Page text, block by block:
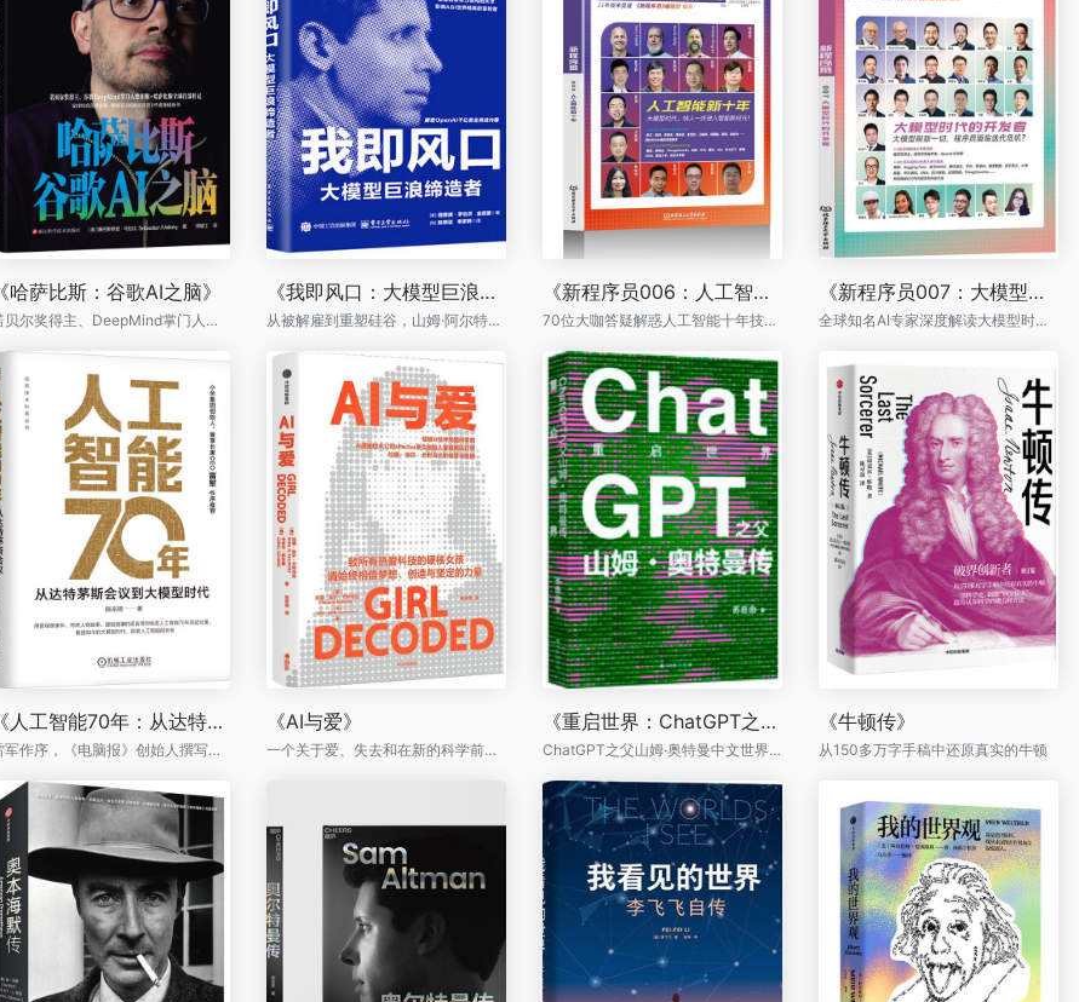
《哈萨比斯：谷歌AI之脑》
诺贝尔奖得主、DeepMind掌门人德米斯·哈萨比斯唯一官方授权传记
《我即风口：大模型巨浪缔造者》
从被解雇到重塑硅谷，山姆·阿尔特曼的AGI野心与破局之道
《新程序员006：人工智能新十年》
70位大咖答疑解惑人工智能十年技术与趋势
《新程序员007：大模型时代的开发者》
全球知名AI专家深度解读大模型时代开发者的新机遇
《人工智能70年：从达特茅斯会议到大模型时代》
雷军作序，《电脑报》创始人撰写，用故事和通俗语言，从人和技术两条线完整呈现AI发展史，揭示AI发展逻辑
《AI与爱》
一个关于爱、失去和在新的科学前沿成长的凄美而深刻的动人故事
《重启世界：ChatGPT之父山姆·奥特曼传》
ChatGPT之父山姆·奥特曼中文世界首部传记
《牛顿传》
从150多万字手稿中还原真实的牛顿